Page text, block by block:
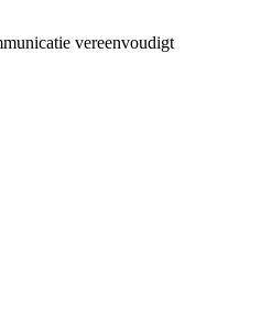
vereenvoudigt